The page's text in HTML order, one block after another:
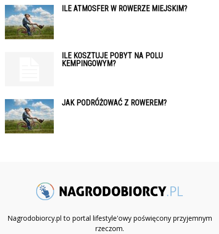
ILE ATMOSFER W ROWERZE MIEJSKIM?
ILE KOSZTUJE POBYT NA POLU
KEMPINGOWYM?
JAK PODRÓŻOWAĆ Z ROWEREM?
Nagrodobiorcy.pl to portal lifestyle'owy poświęcony przyjemnym
rzeczom.